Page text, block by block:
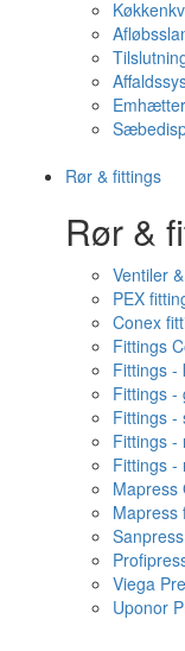
Emhætter
Rør & fittings
Rør &
Ventiler
PEX
Conex
Fittings
Fittings -
Fittings -
Fittings -
Fittings -
Fittings -
Mapress
Mapress
Viega
Uponor